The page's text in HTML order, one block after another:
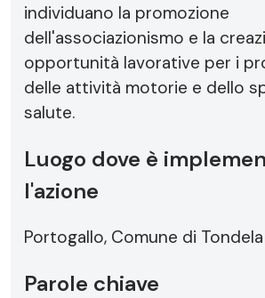
individuano la promozione
dell'associazionismo e la
opportunità lavorative per i
delle attività motorie e dello
salute.
Luogo dove è
l'azione
Portogallo, Comune di Tondela
Parole chiave